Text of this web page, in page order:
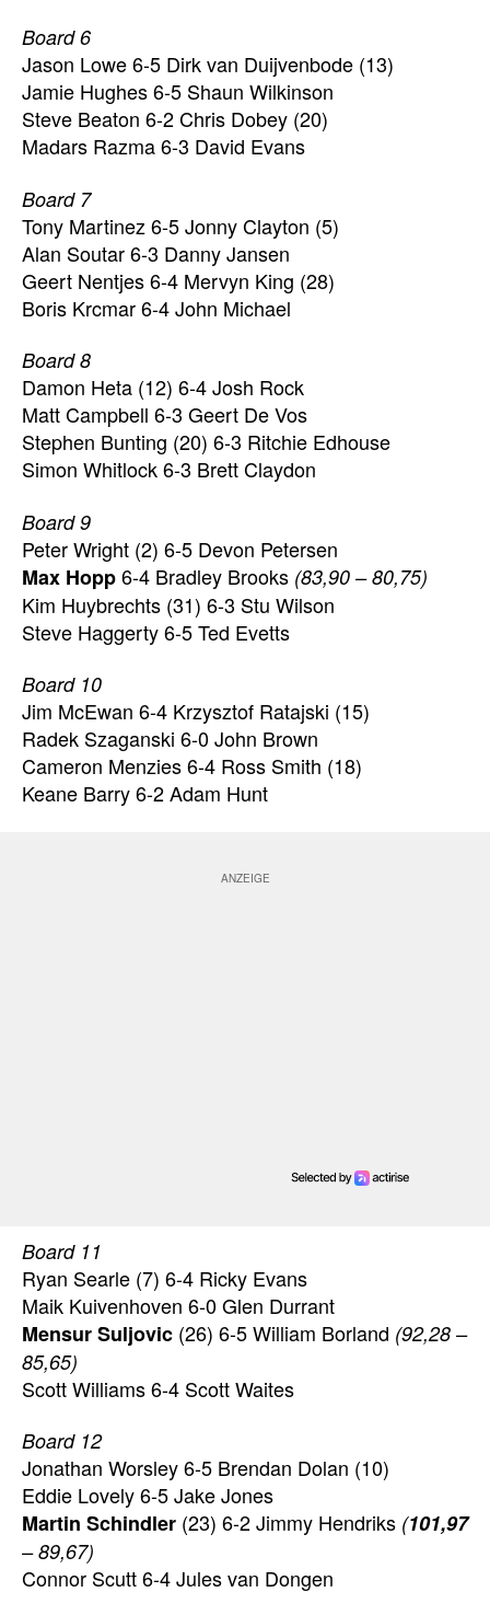
Board 6
Jason Lowe 6-5 Dirk van Duijvenbode (13)
Jamie Hughes 6-5 Shaun Wilkinson
Steve Beaton 6-2 Chris Dobey (20)
Madars Razma 6-3 David Evans
Board 7
Tony Martinez 6-5 Jonny Clayton (5)
Alan Soutar 6-3 Danny Jansen
Geert Nentjes 6-4 Mervyn King (28)
Boris Krcmar 6-4 John Michael
Board 8
Damon Heta (12) 6-4 Josh Rock
Matt Campbell 6-3 Geert De Vos
Stephen Bunting (20) 6-3 Ritchie Edhouse
Simon Whitlock 6-3 Brett Claydon
Board 9
Peter Wright (2) 6-5 Devon Petersen
Max Hopp6-4 Bradley Brooks (83,90 – 80,75)
Kim Huybrechts (31) 6-3 Stu Wilson
Steve Haggerty 6-5 Ted Evetts
Board 10
Jim McEwan 6-4 Krzysztof Ratajski (15)
Radek Szaganski 6-0 John Brown
Cameron Menzies 6-4 Ross Smith (18)
Keane Barry 6-2 Adam Hunt
Board 11
Ryan Searle (7) 6-4 Ricky Evans
Maik Kuivenhoven 6-0 Glen Durrant
Mensur Suljovic (26) 6-5 William Borland (92,28 –
85,65)
Scott Williams 6-4 Scott Waites
Board 12
Jonathan Worsley 6-5 Brendan Dolan (10)
Eddie Lovely 6-5 Jake Jones
Martin Schindler (23) 6-2 Jimmy Hendriks (101,97
– 89,67)
Connor Scutt 6-4 Jules van Dongen